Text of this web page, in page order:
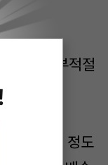
士)가 부적절
다.
10분의 1 정도